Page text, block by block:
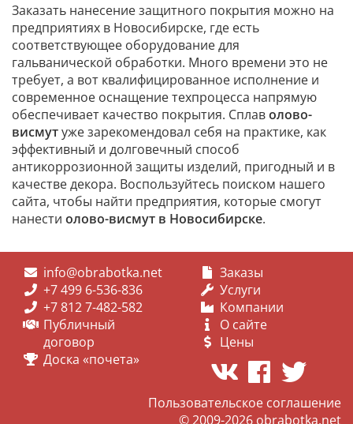
Заказать нанесение защитного покрытия можно на
предприятиях в Новосибирске, где есть
соответствующее оборудование для
гальванической обработки. Много времени это не
требует, а вот квалифицированное исполнение и
современное оснащение техпроцесса напрямую
обеспечивает качество покрытия. Сплаволово-
висмутуже зарекомендовал себя на практике, как
эффективный и долговечный способ
антикоррозионной защиты изделий, пригодный и в
качестве декора. Воспользуйтесь поиском нашего
сайта, чтобы найти предприятия, которые смогут
нанести олово-висмут в Новосибирске.
info@obrabotka.net
+7 499 6-536-836
+7 812 7-482-582
Публичный
договор
Доска «почета»
Заказы
Услуги
Компании
О сайте
Цены
Пользовательское соглашение
© 2009-2026 obrabotka.net